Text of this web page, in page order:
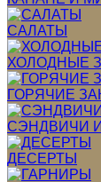
САЛАТЫ
ХОЛОДНЫЕ
ГОРЯЧИЕ
СЭНДВИЧИ
ДЕСЕРТЫ